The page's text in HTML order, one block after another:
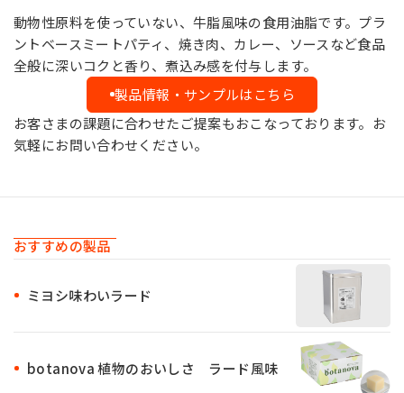
動物性原料を使っていない、牛脂風味の食用油脂です。プラ
ントベースミートパティ、焼き肉、カレー、ソースなど食品
全般に深いコクと香り、煮込み感を付与します。
製品情報・サンプルはこちら
お客さまの課題に合わせたご提案もおこなっております。お
気軽にお問い合わせください。
おすすめの製品
ミヨシ味わいラード
botanova 植物のおいしさ ラード風味